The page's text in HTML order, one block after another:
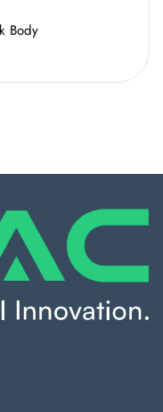
Body